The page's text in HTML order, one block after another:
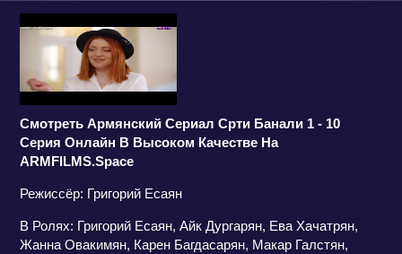
Смотреть Армянский Сериал Срти Банали 1 - 10
Серия Онлайн В Высоком Качестве На
ARMFILMS.space
Режиссёр: Григорий Есаян
В Ролях: Григорий Есаян, Айк Дургарян, Ева Хачатрян,
Жанна Овакимян, Карен Багдасарян, Макар Галстян,